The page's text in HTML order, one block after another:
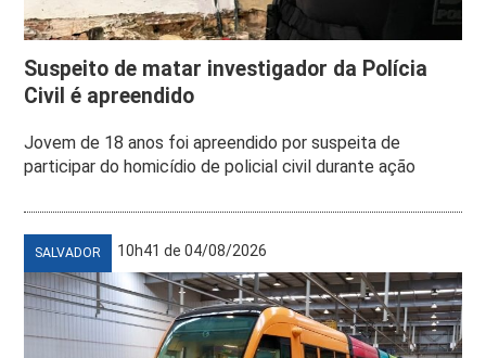
Suspeito de matar investigador da Polícia
Civil é apreendido
Jovem de 18 anos foi apreendido por suspeita de
participar do homicídio de policial civil durante ação
SALVADOR 10h41 de 04/08/2026